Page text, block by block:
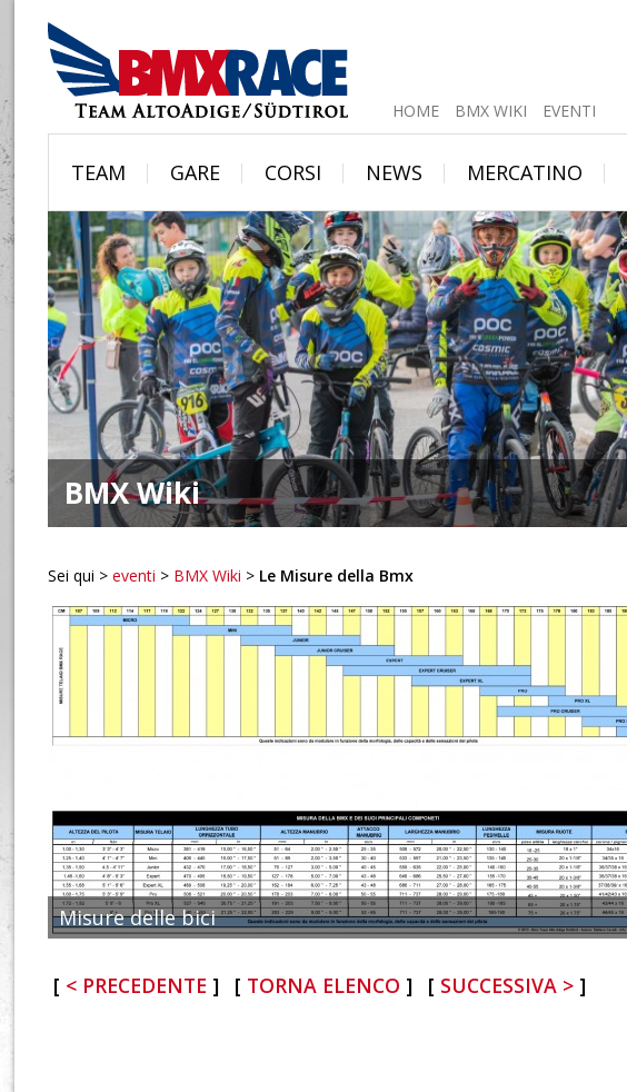
HOME BMX WIKI EVENTI
TEAM | GARE | CORSI | NEWS | MERCATINO |
BMX Wiki
Sei qui >eventi > BMX Wiki > Le Misure della Bmx
Misure delle bici
< PRECEDENTE TORNA ELENCO SUCCESSIVA >
<<